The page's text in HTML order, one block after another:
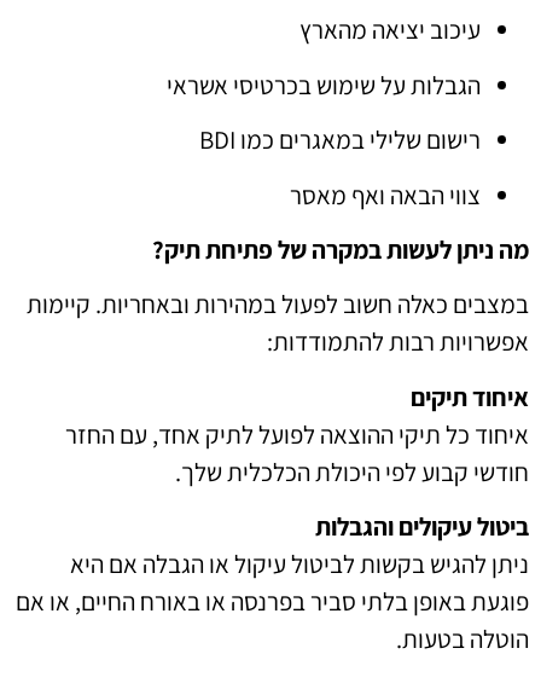
עיכוב יציאה מהארץ
הגבלות על שימוש בכרטיסי אשראי
רישום שלילי במאגרים כמו BDI
צווי הבאה ואף מאסר
מה ניתן לעשות במקרה של פתיחת תיק?
במצבים כאלה חשוב לפעול במהירות ובאחריות. קיימות
אפשרויות רבות להתמודדות:
איחוד תיקים
איחוד כל תיקי ההוצאה לפועל לתיק אחד, עם החזר
חודשי קבוע לפי היכולת הכלכלית שלך.
ביטול עיקולים והגבלות
ניתן להגיש בקשות לביטול עיקול או הגבלה אם היא
פוגעת באופן בלתי סביר בפרנסה או באורח החיים, או אם
הוטלה בטעות.